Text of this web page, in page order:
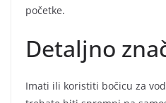
početke.
Detaljno
Imati ili koristiti bočicu za